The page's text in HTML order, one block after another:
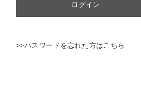
ログイン
>>パスワードを忘れた方はこちら